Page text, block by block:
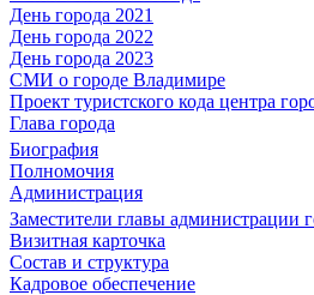
День города 2021
День города 2022
День города 2023
СМИ о городе Владимире
Проект туристского кода центра
Глава города
Биография
Полномочия
Администрация
Заместители главы администрации
Визитная карточка
Состав и структура
Кадровое обеспечение